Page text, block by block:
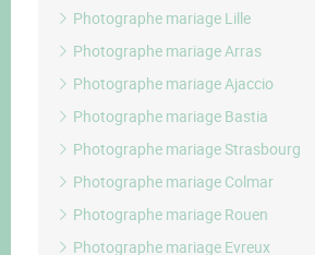
Photographe mariage Lille
Photographe mariage Arras
Photographe mariage Ajaccio
Photographe mariage Bastia
Photographe mariage Strasbourg
Photographe mariage Colmar
Photographe mariage Rouen
Photographe mariage Evreux